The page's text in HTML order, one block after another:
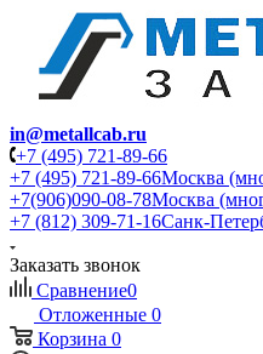
in@metallcab.ru
+7 (495) 721-89-66
+7 (495) 721-89-66Москва
+7(906)090-08-78Москва
+7 (812) 309-71-16Санк-
Заказать звонок
Сравнение0
Отложенные 0
Корзина 0